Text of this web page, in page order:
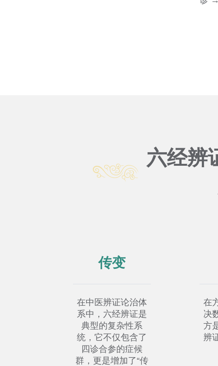
六经辨
传变
在中医辨证论治体
系中，六经辨证是
典型的复杂性系
统，它不仅包含了
四诊合参的症候
群，更是增加了“传
在
决
方
辨